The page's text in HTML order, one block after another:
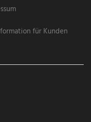
für Kunden